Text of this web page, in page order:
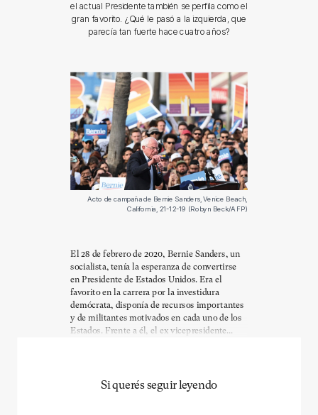
el actual Presidente también se perfila como el
gran favorito. ¿Qué le pasó a la izquierda, que
parecía tan fuerte hace cuatro años?
Acto de campaña de Bernie Sanders, Venice Beach,
California, 21-12-19 (Robyn Beck/AFP)
El 28 de febrero de 2020, Bernie Sanders, un
socialista, tenía la esperanza de convertirse
en Presidente de Estados Unidos. Era el
favorito en la carrera por la investidura
demócrata, disponía de recursos importantes
y de militantes motivados en cada uno de los
Estados. Frente a él, el ex vicepresidente...
Si querés seguir leyendo